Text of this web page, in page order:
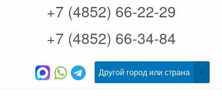
+7 (4852) 66-22-29
+7 (4852) 66-34-84